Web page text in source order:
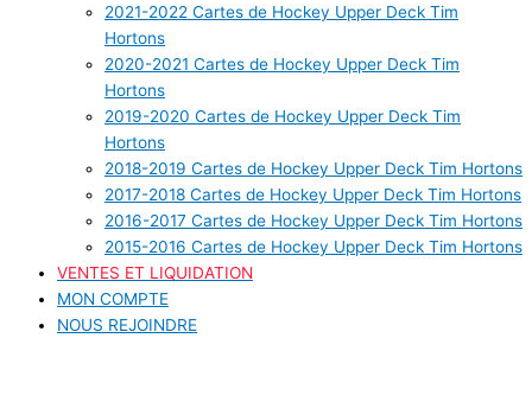
2021-2022 Cartes de Hockey Upper Deck Tim
Hortons
2020-2021 Cartes de Hockey Upper Deck Tim
Hortons
2019-2020 Cartes de Hockey Upper Deck Tim
Hortons
2018-2019 Cartes de Hockey Upper Deck Tim Hortons
2017-2018 Cartes de Hockey Upper Deck Tim Hortons
2016-2017 Cartes de Hockey Upper Deck Tim Hortons
2015-2016 Cartes de Hockey Upper Deck Tim Hortons
VENTES ET LIQUIDATION
MON COMPTE
NOUS REJOINDRE